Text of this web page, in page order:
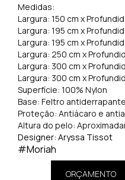
Medidas:
Largura: 150 cm x
Largura: 195 cm x
Largura: 195 cm x
Largura: 250 cm x
Largura: 300 cm x
Largura: 300 cm x
Superfície: 100% Nylon
Base: Feltro
Proteção: Antiácaro e
Altura do pelo:
Designer: Aryssa Tissot
#Moriah
ORÇAMENTO